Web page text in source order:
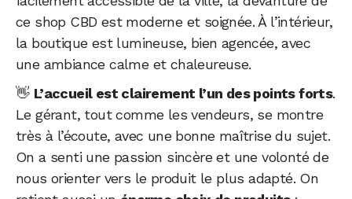
ce shop CBD est moderne et soignée. À l’intérieur,
la boutique est lumineuse, bien agencée, avec
une ambiance calme et chaleureuse.
👋 L’accueil est clairement l’un des points forts.
Le gérant, tout comme les vendeurs, se montre
très à l’écoute, avec une bonne maîtrise du sujet.
On a senti une passion sincère et une volonté de
nous orienter vers le produit le plus adapté. On